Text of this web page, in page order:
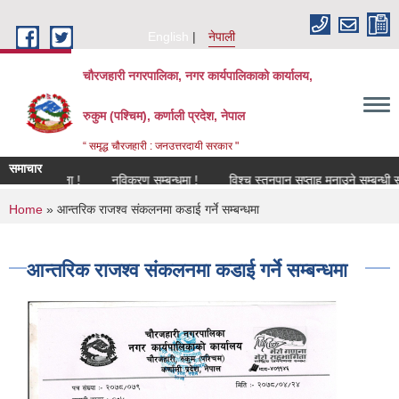
English
नेपाली
चौरजहारी नगरपालिका, नगर कार्यपालिकाको कार्यालय,
रुकुम (पश्चिम), कर्णाली प्रदेश, नेपाल
“ समृद्ध चौरजहारी : जनउत्तरदायी सरकार "
समाचार
नविकरण सम्बन्धमा ! विश्च स्तनपान सप्ताह मनाउने सम्बन्धी सूचना !
You are here
Home » आन्तरिक राजश्व संकलनमा कडाई गर्ने सम्बन्धमा
आन्तरिक राजश्व संकलनमा कडाई गर्ने सम्बन्धमा